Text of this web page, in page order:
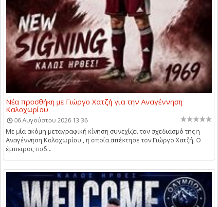
Νέα προσθήκη με Γιώργο Χατζή για την Αναγέννηση
Καλοχωρίου
06 Αυγούστου 2026 13:36
Με μία ακόμη μεταγραφική κίνηση συνεχίζει τον σχεδιασμό της η
Αναγέννηση Καλοχωρίου , η οποία απέκτησε τον Γιώργο Χατζή. Ο
έμπειρος ποδ...